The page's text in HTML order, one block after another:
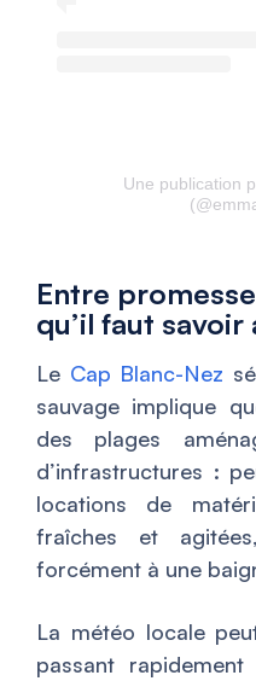
Une publication
Entre
qu’il faut
Le Cap Blanc-Nez
sauvage implique
des plages
d’infrastructures :
locations de
fraîches et
forcément à une
La météo locale
passant